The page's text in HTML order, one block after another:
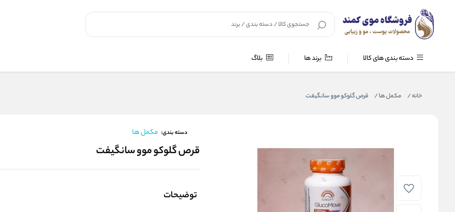
دسته بندی های کالا برند ها بلاگ
خانه/ مکمل ها/ قرص گلوکو موو سانگیفت
دسته بندی: مکمل ها
قرص گلوکو موو سانگیفت
توضیحات